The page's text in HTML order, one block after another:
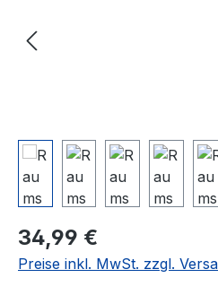
Regulärer Preis:
34,99 €
Preise inkl. MwSt. zzgl.